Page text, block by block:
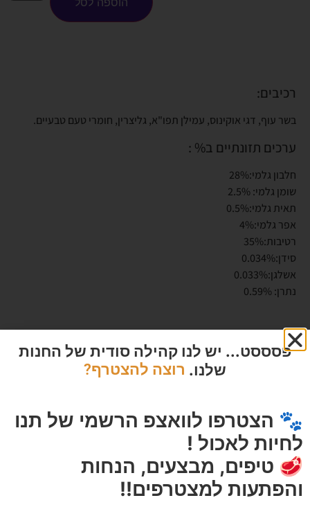
רכיבים:
בשר עוף, דגי אוקינוס, עמילן תפו"א, גליצרין, חומרי טעם טבעיים.
ערכים תזונתיים ב% :
חלבון גלמי:28%
שומן גלמי: 2.5%
תאית גלמי:0.5%
אפר גלמי:4%
רטיבות:35%
סידן:0.034%
אשלגן:0.033%
נתרן: 0.59%
מוצרים מומלצים
פסססט... יש לנו קהילה סודית של החנות
שלנו. רוצה להצטרף?
🐾 הצטרפו לוואצפ הרשמי של תנו
לחיות לאכול !
🥩 טיפים, מבצעים, הנחות
והפתעות למצטרפים!!